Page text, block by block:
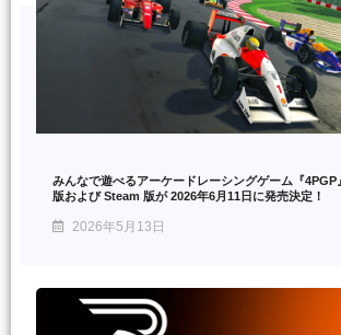
みんなで遊べるアーケードレーシングゲーム『
版および Steam 版が 2026年6月11日に発売決定！
2026年5月13日